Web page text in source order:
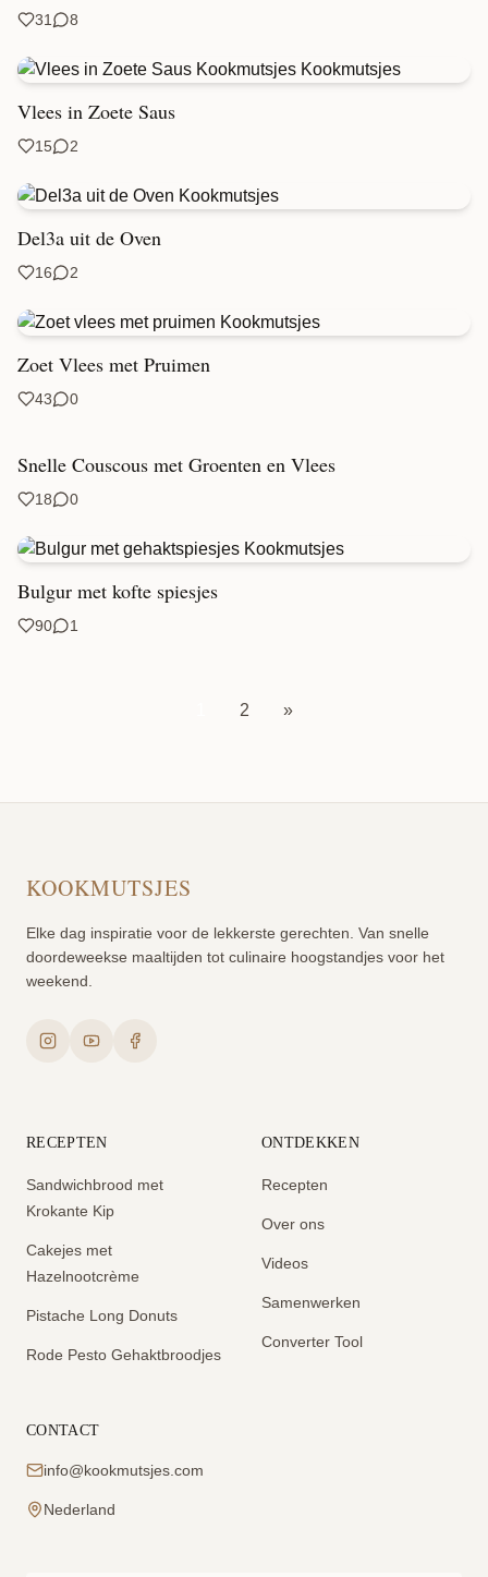
31 8
Vlees in Zoete Saus
15 2
Del3a uit de Oven
16 2
Zoet Vlees met Pruimen
43 0
Snelle Couscous met Groenten en Vlees
18 0
Bulgur met kofte spiesjes
90 1
2 »
KOOKMUTSJES
Elke dag inspiratie voor de lekkerste gerechten. Van snelle
doordeweekse maaltijden tot culinaire hoogstandjes voor het
weekend.
RECEPTEN
Sandwichbrood met
Krokante Kip
Cakejes met
Hazelnootcrème
Pistache Long Donuts
Rode Pesto Gehaktbroodjes
ONTDEKKEN
Recepten
Over ons
Videos
Samenwerken
Converter Tool
CONTACT
info@kookmutsjes.com
Nederland